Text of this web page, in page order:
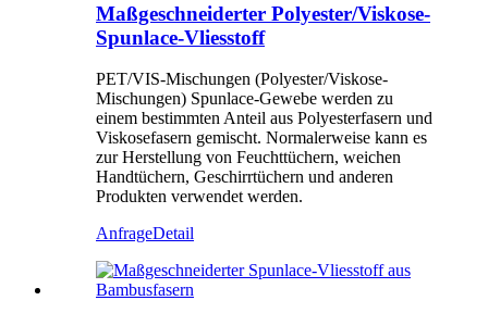
Maßgeschneiderter Polyester/Viskose-
Spunlace-Vliesstoff
PET/VIS-Mischungen (Polyester/Viskose-
Mischungen) Spunlace-Gewebe werden zu
einem bestimmten Anteil aus Polyesterfasern und
Viskosefasern gemischt. Normalerweise kann es
zur Herstellung von Feuchttüchern, weichen
Handtüchern, Geschirrtüchern und anderen
Produkten verwendet werden.
AnfrageDetail